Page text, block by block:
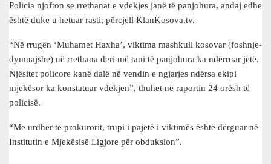
Policia njofton se rrethanat e vdekjes janë të panjohura, andaj edhe
është duke u hetuar rasti, përcjell KlanKosova.tv.
“Në rrugën ‘Muhamet Haxha’, viktima mashkull kosovar (foshnje-
dymuajshe) në rrethana deri më tani të panjohura ka ndërruar jetë.
Njësitet policore kanë dalë në vendin e ngjarjes ndërsa ekipi
mjekësor ka konstatuar vdekjen”, thuhet në raportin 24 orësh të
policisë.
“Me urdhër të prokurorit, trupi i pajetë i viktimës është dërguar në
Institutin e Mjekësisë Ligjore për obduksion”.